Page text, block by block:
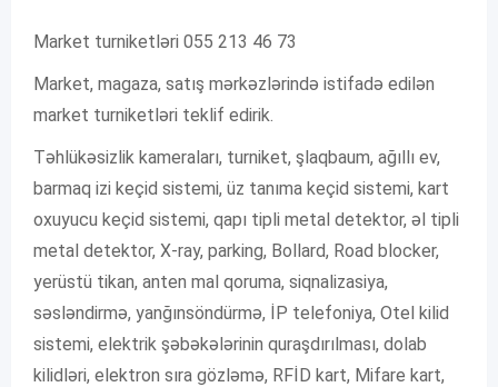
Market turniketləri 055 213 46 73
Market, magaza, satış mərkəzlərində istifadə edilən
market turniketləri teklif edirik.
Təhlükəsizlik kameraları, turniket, şlaqbaum, ağıllı ev,
barmaq izi keçid sistemi, üz tanıma keçid sistemi, kart
oxuyucu keçid sistemi, qapı tipli metal detektor, əl tipli
metal detektor, X-ray, parking, Bollard, Road blocker,
yerüstü tikan, anten mal qoruma, siqnalizasiya,
səsləndirmə, yanğınsöndürmə, İP telefoniya, Otel kilid
sistemi, elektrik şəbəkələrinin quraşdırılması, dolab
kilidləri, elektron sıra gözləmə, RFİD kart, Mifare kart,